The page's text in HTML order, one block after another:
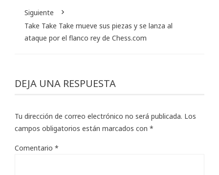
Siguiente
Take Take Take mueve sus piezas y se lanza al
ataque por el flanco rey de Chess.com
DEJA UNA RESPUESTA
Tu dirección de correo electrónico no será publicada. Los
campos obligatorios están marcados con *
Comentario *